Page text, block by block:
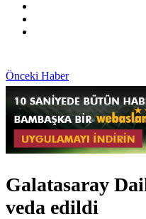
Önceki Haber
Galatasaray
veda edildi